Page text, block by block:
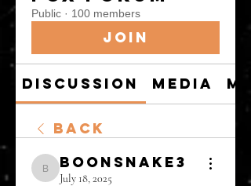
Public · 100 members
Join
Discussion Media
Back
boonsnake3
boonsnake3
July 18, 2025